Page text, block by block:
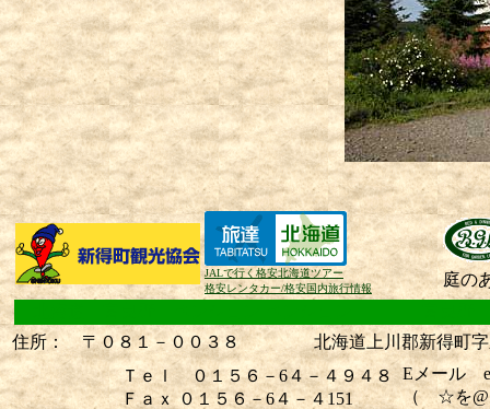
JALで行く格安北海道ツアー
格安レンタカー/格安国内旅行情報
庭の
住所： 〒０８１－００３８ 北海道上川郡新得
Ｔｅｌ ０１５６－6４－４９４８
Ｆａｘ ０１５６－6４－４151
Eメール
（ ☆を@